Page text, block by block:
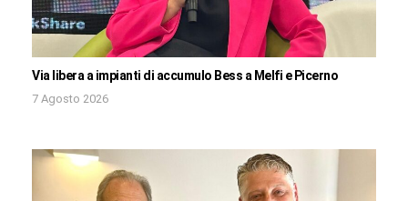
Via libera a impianti di accumulo Bess a Melfi e Picerno
7 Agosto 2026